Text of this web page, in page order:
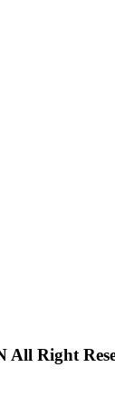
All Right